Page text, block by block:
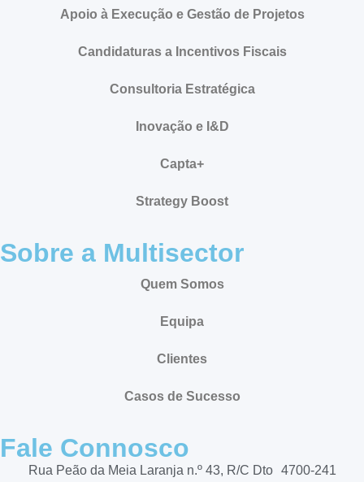
Apoio à Execução e Gestão de Projetos
Candidaturas a Incentivos Fiscais
Consultoria Estratégica
Inovação e I&D
Capta+
Strategy Boost
Sobre a Multisector
Quem Somos
Equipa
Clientes
Casos de Sucesso
Fale Connosco
Rua Peão da Meia Laranja n.º 43, R/C Dto 4700-241